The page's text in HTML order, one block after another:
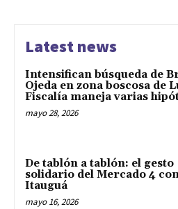
Latest news
Intensifican búsqueda de
Ojeda en zona boscosa de
Fiscalía maneja varias
mayo 28, 2026
De tablón a tablón: el gesto
solidario del Mercado 4
Itauguá
mayo 16, 2026